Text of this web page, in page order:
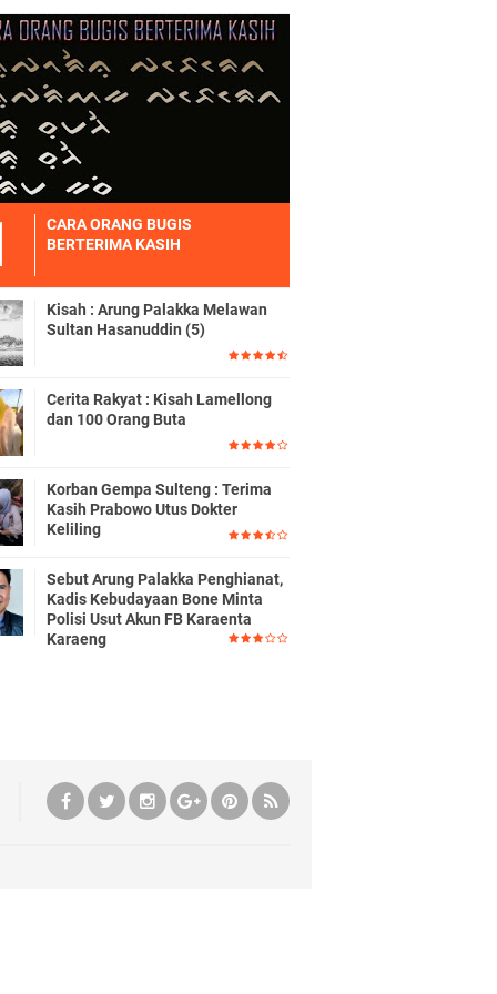
CARA ORANG BUGIS
BERTERIMA KASIH
Kisah : Arung Palakka Melawan
Sultan Hasanuddin (5)
Cerita Rakyat : Kisah Lamellong
dan 100 Orang Buta
Korban Gempa Sulteng : Terima
Kasih Prabowo Utus Dokter
Keliling
Sebut Arung Palakka Penghianat,
Kadis Kebudayaan Bone Minta
Polisi Usut Akun FB Karaenta
Karaeng